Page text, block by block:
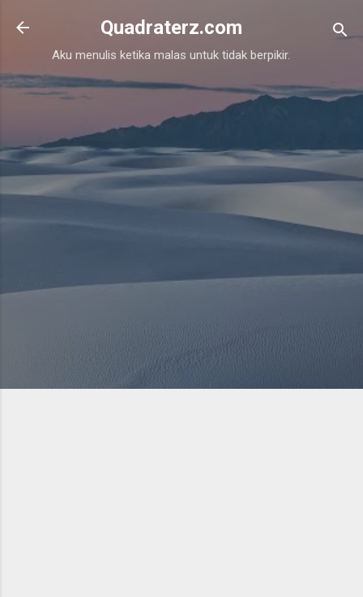
Skip to main content
Quadraterz.com
Aku menulis ketika malas untuk tidak berpikir.